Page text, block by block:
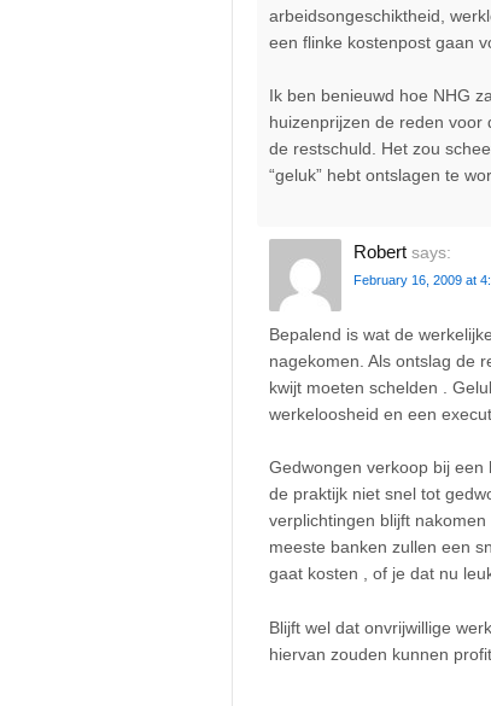
arbeidsongeschiktheid,
een flinke kostenpost gaan
Ik ben benieuwd hoe NHG
huizenprijzen de reden
de restschuld. Het zou
“geluk” hebt ontslagen te
Robert says:
February 16, 2009 at
Bepalend is wat de
nagekomen. Als ontslag de
kwijt moeten schelden .
werkeloosheid en een
Gedwongen verkoop bij
de praktijk niet snel tot
verplichtingen blijft
meeste banken zullen een
gaat kosten , of je dat nu
Blijft wel dat onvrijwillige
hiervan zouden kunnen